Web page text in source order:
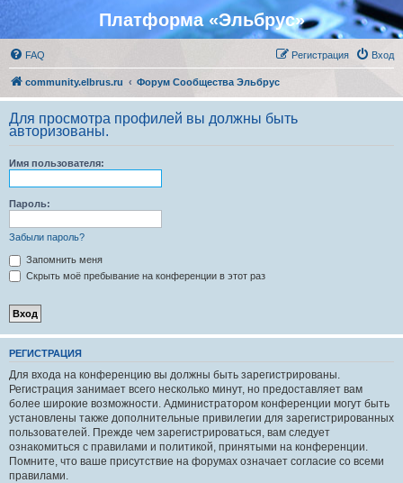
Платформа «Эльбрус»
FAQ Вход
Регистрация
community.elbrus.ru Форум Сообщества Эльбрус
Для просмотра профилей вы должны быть
авторизованы.
Имя пользователя:
Пароль:
Забыли пароль?
Запомнить меня
Скрыть моё пребывание на конференции в этот раз
РЕГИСТРАЦИЯ
Для входа на конференцию вы должны быть зарегистрированы.
Регистрация занимает всего несколько минут, но предоставляет вам
более широкие возможности. Администратором конференции могут быть
установлены также дополнительные привилегии для зарегистрированных
пользователей. Прежде чем зарегистрироваться, вам следует
ознакомиться с правилами и политикой, принятыми на конференции.
Помните, что ваше присутствие на форумах означает согласие со всеми
правилами.